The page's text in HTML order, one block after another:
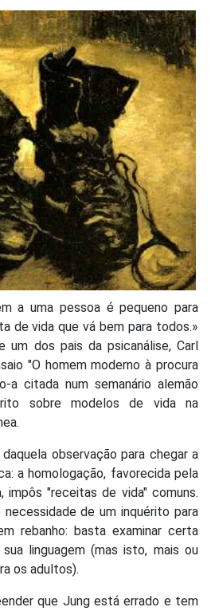
a uma pessoa é pequeno para
de vida que vá bem para todos.»
um dos pais da psicanálise, Carl
"O homem moderno à procura
a citada num semanário alemão
sobre modelos de vida na
observação para chegar a
a homologação, favorecida pela
impôs "receitas de vida" comuns.
necessidade de um inquérito para
rebanho: basta examinar certa
linguagem (mas isto, mais ou
os adultos).
que Jung está errado e tem